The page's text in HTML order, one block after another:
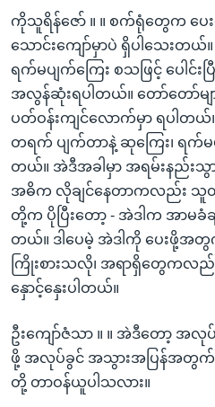
ကိုသူရိန်ဇော် ။ ။ စက်ရုံတွေက ပ
သောင်းကျော်မှာပဲ ရှိပါသေးတယ်။
ရက်မပျက်ကြေး စသဖြင့် ပေါင်းပ
အလွန်ဆုံးရပါတယ်။ တော်တော်များ
ပတ်ဝန်းကျင်လောက်မှာ ရပါ
တရက် ပျက်တာနဲ့ ဆုကြေး၊ ရက်မ
တယ်။ အဲဒီအခါမှာ အရမ်းနည်း
အဓိက လိုချင်နေတာကလည်း သူတို့
တို့က ပိုပြီးတော့ - အဲဒါက အာမ
တယ်။ ဒါပေမဲ့ အဲဒါကို ပေးဖို့
ကြိုးစားသလို၊ အရာရှိတွေကလည်
နှောင့်နှေးပါတယ်။
ဦးကျော်ဇံသာ ။ ။ အဲဒီတော့ အ
ဖို့ အလုပ်ခွင် အသွားအပြန်အတွ
တို့ တာဝန်ယူပါသလား။